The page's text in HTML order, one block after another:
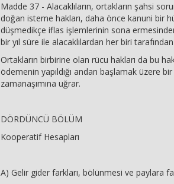
Madde 37 - Alacaklıların, ortakların şahsi
doğan isteme hakları, daha önce kanuni bir
düşmedikçe iflas işlemlerinin sona
bir yıl süre ile alacaklılardan her biri
Ortakların birbirine olan rücu hakları da bu
ödemenin yapıldığı andan başlamak üzere bir
zamanaşımına uğrar.
DÖRDÜNCÜ BÖLÜM
Kooperatif Hesapları
A) Gelir gider farkları, bölünmesi ve paylara